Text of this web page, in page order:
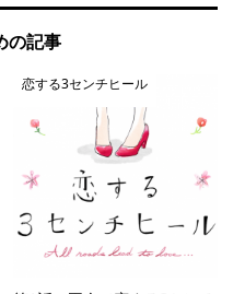
の記事
恋する3センチヒール